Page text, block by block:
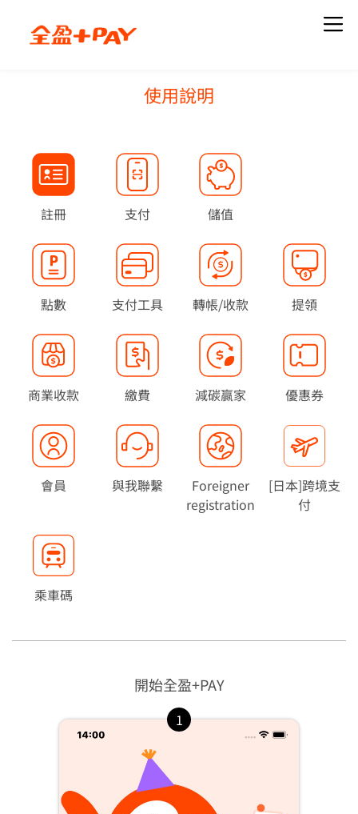
品牌簡介
最新職缺
下載全盈+PAY
全部文章
最新活動
歷史活動
最新公告
全部公告
權益公告
活動消息
媒體報導
使用說明
註冊
支付
儲值
點數
支付工具
轉帳／收款
提領
會員
Foreigner registration
[日本]跨境支付
合作通路 減碳贏家
使用說明
註冊 支付 儲值
點數 支付工具 轉帳/收款 提領
商業收款 繳費 減碳贏家 優惠券
會員 與我聯繫
Foreigner
registration
[日本]跨境支
付
乘車碼
開始全盈+PAY